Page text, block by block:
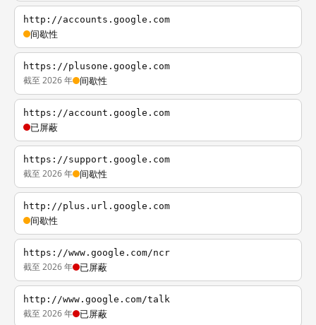
http://accounts.google.com
间歇性
https://plusone.google.com
截至 2026 年 间歇性
https://account.google.com
已屏蔽
https://support.google.com
截至 2026 年 间歇性
http://plus.url.google.com
间歇性
https://www.google.com/ncr
截至 2026 年 已屏蔽
http://www.google.com/talk
截至 2026 年 已屏蔽